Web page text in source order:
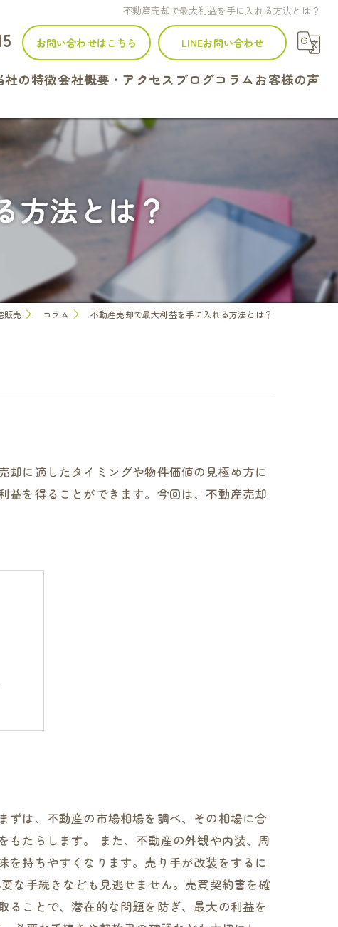
不動産売却で最大利益を手に入れる方法とは？
お問い合わせはこちら LINEお問い合わせ
社の特徴
戸建て
マンション
土地
査定
会社概要・アクセス ブログコラム お客様の声
方法とは？
販売 コラム 不動産売却で最大利益を手に入れる方法とは？
に適したタイミングや物件価値の見極め方に
益を得ることができます。今回は、不動産売却
？
ずは、不動産の市場相場を調べ、その相場に合
もたらします。 また、不動産の外観や内装、周
持ちやすくなります。売り手が改装をするに
な手続きなども見逃せません。売買契約書を確
ことで、潜在的な問題を防ぎ、最大の利益を